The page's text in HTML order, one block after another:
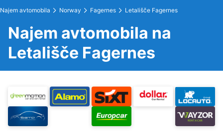
Najem avtomobila Norway Fagernes Letališče Fagernes
Najem avtomobila na
Letališče Fagernes